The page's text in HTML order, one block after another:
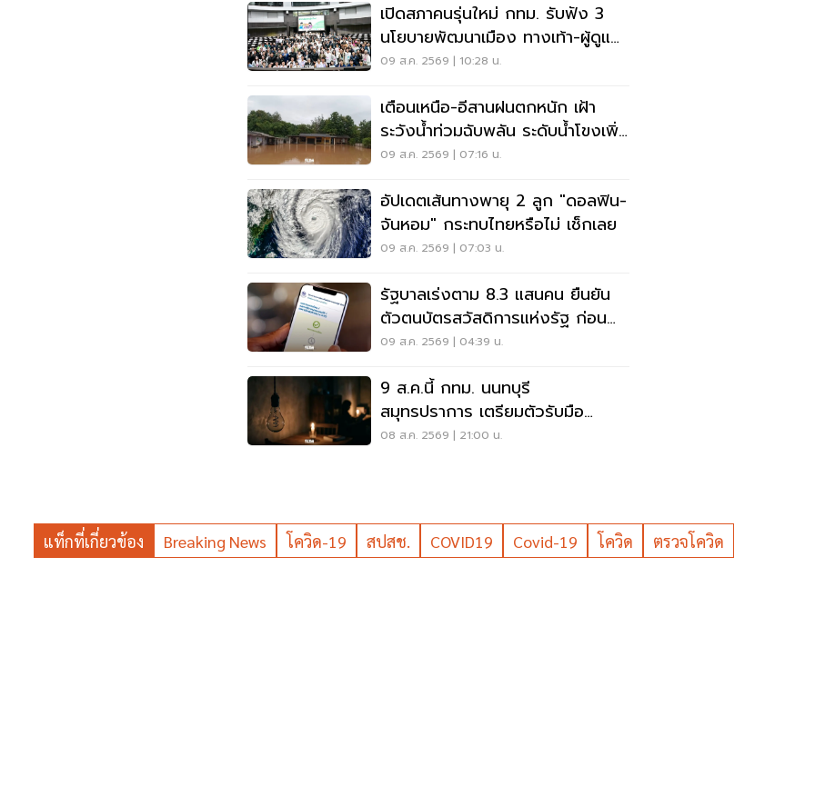
เปิดสภาคนรุ่นใหม่ กทม. รับฟัง 3
นโยบายพัฒนาเมือง ทางเท้า-ผู้ดูแล
ออทิสติก-จักรยาน
09 ส.ค. 2569 | 10:28 น.
เตือนเหนือ-อีสานฝนตกหนัก เฝ้า
ระวังน้ำท่วมฉับพลัน ระดับน้ำโขงเพิ่ม
สูง
09 ส.ค. 2569 | 07:16 น.
อัปเดตเส้นทางพายุ 2 ลูก "ดอลฟิน-
จันหอม" กระทบไทยหรือไม่ เช็กเลย
09 ส.ค. 2569 | 07:03 น.
รัฐบาลเร่งตาม 8.3 แสนคน ยืนยัน
ตัวตนบัตรสวัสดิการแห่งรัฐ ก่อน
พลาดสิทธิ
09 ส.ค. 2569 | 04:39 น.
9 ส.ค.นี้ กทม. นนทบุรี
สมุทรปราการ เตรียมตัวรับมือ
'ไฟฟ้าดับ' หลายจุด
08 ส.ค. 2569 | 21:00 น.
แท็กที่เกี่ยวข้อง Breaking News โควิด-19 สปสช. COVID19 Covid-19 โควิด ตรวจโควิด